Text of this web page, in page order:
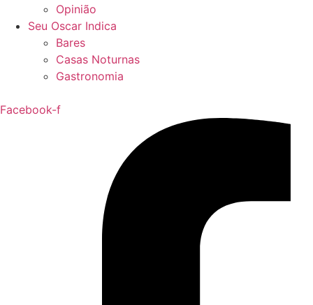
Opinião
Seu Oscar Indica
Bares
Casas Noturnas
Gastronomia
Facebook-f